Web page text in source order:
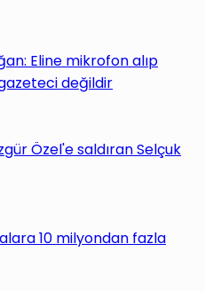
Eline mikrofon alıp
değildir
Özel'e saldıran Selçuk
10 milyondan fazla